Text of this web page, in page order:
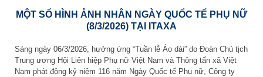
MỘT SỐ HÌNH ẢNH NHÂN NGÀY QUỐC TẾ PHỤ NỮ
(8/3/2026) TẠI ITAXA
Sáng ngày 06/3/2026, hưởng ứng “Tuần lễ Áo dài” do Đoàn Chủ tịch
Trung ương Hội Liên hiệp Phụ nữ Việt Nam và Thông tấn xã Việt
Nam phát động kỷ niệm 116 năm Ngày Quốc tế Phụ nữ, Công ty